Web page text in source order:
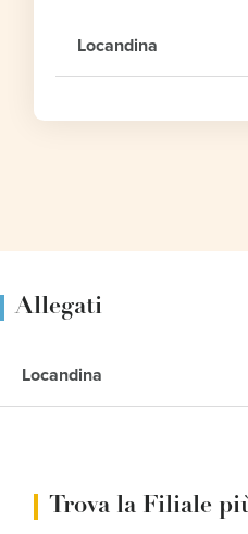
Locandina
Allegati
Locandina
Trova la Filiale